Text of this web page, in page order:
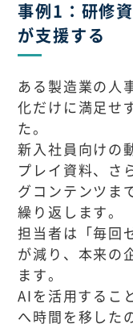
事例1：研修
が支援する
ある製造業の人
化だけに満足せ
た。
新入社員向けの
プレイ資料、さ
グコンテンツま
繰り返します。
担当者は「毎回
が減り、本来の
ます。
AIを活用するこ
へ時間を移した